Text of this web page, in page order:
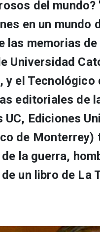
del
en un mundo
las memorias
Universidad
y el
editoriales de
UC, Ediciones
de Monterrey)
la guerra,
un libro de La